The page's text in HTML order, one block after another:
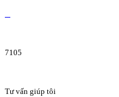
7105
Tư vấn giúp tôi